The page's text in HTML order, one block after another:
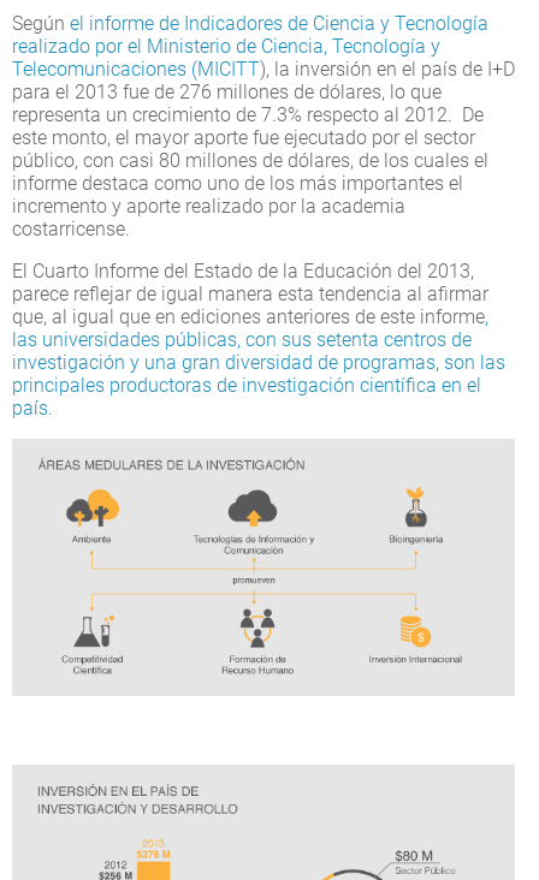
Según el informe de Indicadores de Ciencia y Tecnología
realizado por el Ministerio de Ciencia, Tecnología y
Telecomunicaciones (MICITT), la inversión en el país de I+D
para el 2013 fue de 276 millones de dólares, lo que
representa un crecimiento de 7.3% respecto al 2012. De
este monto, el mayor aporte fue ejecutado por el sector
público, con casi 80 millones de dólares, de los cuales el
informe destaca como uno de los más importantes el
incremento y aporte realizado por la academia
costarricense.
El Cuarto Informe del Estado de la Educación del 2013,
parece reflejar de igual manera esta tendencia al afirmar
que, al igual que en ediciones anteriores de este informe,
las universidades públicas, con sus setenta centros de
investigación y una gran diversidad de programas, son las
principales productoras de investigación científica en el
país.